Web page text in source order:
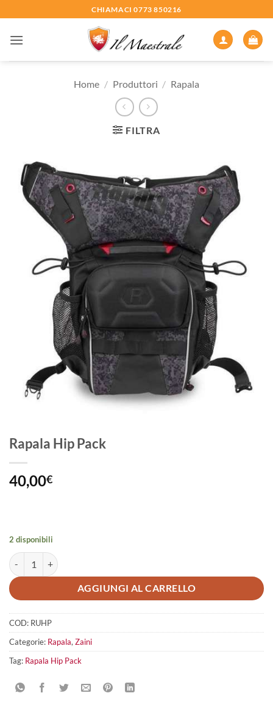
ai
contenuti
CHIAMACI 0773 850216
Home / Produttori / Rapala
FILTRA
Rapala Hip Pack
40,00€
2 disponibili
Rapala Hip Pack quantità
AGGIUNGI AL CARRELLO
COD: RUHP
Categorie: Rapala, Zaini
Tag: Rapala Hip Pack